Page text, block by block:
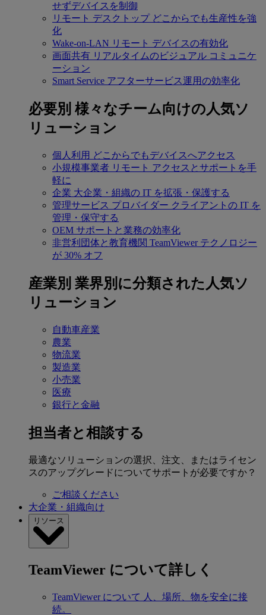
せずデバイスを制御
リモート デスクトップ どこからでも生産性を強
化
Wake-on-LAN リモート デバイスの有効化
画面共有 リアルタイムのビジュアル コミュニケ
ーション
Smart Service アフターサービス運用の効率化
必要別 様々なチーム向けの人気ソ
リューション
個人利用 どこからでもデバイスへアクセス
小規模事業者 リモート アクセスとサポートを手
軽に
企業 大企業・組織の IT を拡張・保護する
管理サービス プロバイダー クライアントの IT を
管理・保守する
OEM サポートと業務の効率化
非営利団体と教育機関 TeamViewer テクノロジー
が 30% オフ
産業別 業界別に分類された人気ソ
リューション
自動車産業
農業
物流業
製造業
小売業
医療
銀行と金融
担当者と相談する
最適なソリューションの選択、注文、またはライセン
スのアップグレードについてサポートが必要ですか？
ご相談ください
大企業・組織向け
リソース
TeamViewer について詳しく
TeamViewer について 人、場所、物を安全に接
続。